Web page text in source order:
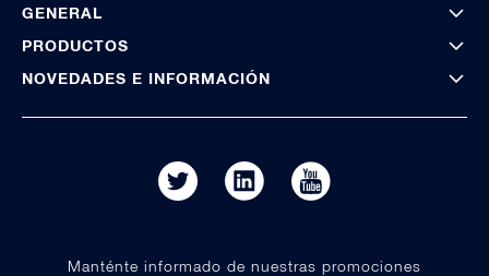
GENERAL
PRODUCTOS
NOVEDADES E INFORMACIÓN
Manténte informado de nuestras promociones